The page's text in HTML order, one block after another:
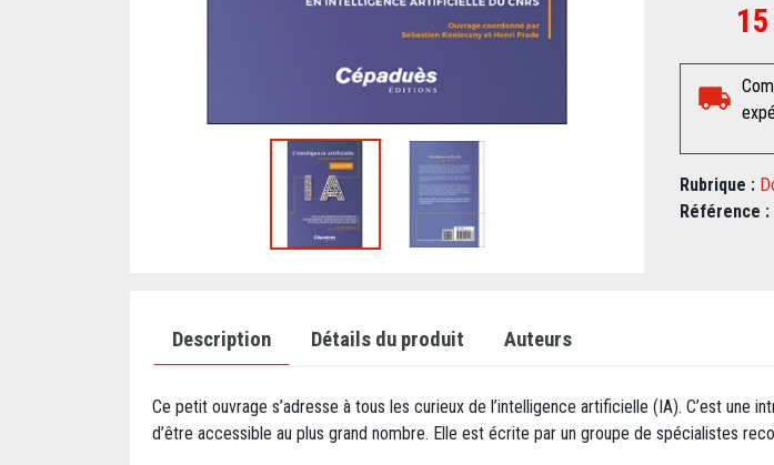
Rubrique :
Référence :
Description Détails du produit Auteurs
Ce petit ouvrage s’adresse à tous les curieux de l’intelligence artificielle (IA). C’est une
d’être accessible au plus grand nombre. Elle est écrite par un groupe de spécialistes